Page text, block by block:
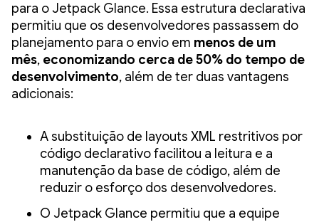
para o Jetpack Glance. Essa estrutura declarativa
permitiu que os desenvolvedores passassem do
planejamento para o envio em menos de um
mês, economizando cerca de 50% do tempo de
desenvolvimento, além de ter duas vantagens
adicionais:
A substituição de layouts XML restritivos por
código declarativo facilitou a leitura e a
manutenção da base de código, além de
reduzir o esforço dos desenvolvedores.
O Jetpack Glance permitiu que a equipe